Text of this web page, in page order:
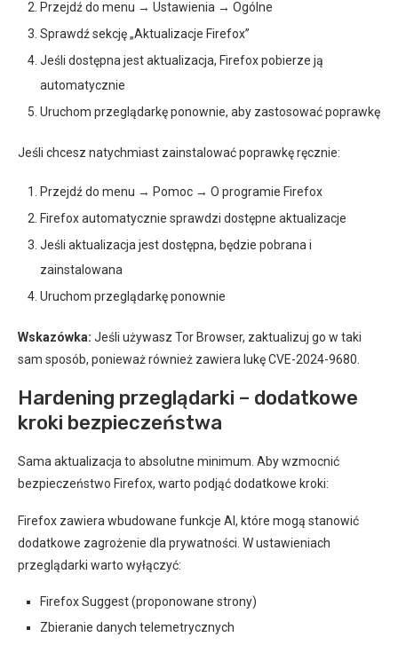
Przejdź do menu → Ustawienia → Ogólne
Sprawdź sekcję „Aktualizacje Firefox”
Jeśli dostępna jest aktualizacja, Firefox pobierze ją
automatycznie
Uruchom przeglądarkę ponownie, aby zastosować poprawkę
Jeśli chcesz natychmiast zainstalować poprawkę ręcznie:
Przejdź do menu → Pomoc → O programie Firefox
Firefox automatycznie sprawdzi dostępne aktualizacje
Jeśli aktualizacja jest dostępna, będzie pobrana i
zainstalowana
Uruchom przeglądarkę ponownie
Wskazówka: Jeśli używasz Tor Browser, zaktualizuj go w taki
sam sposób, ponieważ również zawiera lukę CVE-2024-9680.
Hardening przeglądarki – dodatkowe
kroki bezpieczeństwa
Sama aktualizacja to absolutne minimum. Aby wzmocnić
bezpieczeństwo Firefox, warto podjąć dodatkowe kroki:
Firefox zawiera wbudowane funkcje AI, które mogą stanowić
dodatkowe zagrożenie dla prywatności. W ustawieniach
przeglądarki warto wyłączyć:
Firefox Suggest (proponowane strony)
Zbieranie danych telemetrycznych